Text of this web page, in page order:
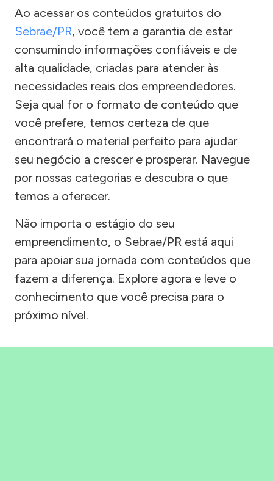
Ao acessar os conteúdos gratuitos do
Sebrae/PR, você tem a garantia de estar
consumindo informações confiáveis e de
alta qualidade, criadas para atender às
necessidades reais dos empreendedores.
Seja qual for o formato de conteúdo que
você prefere, temos certeza de que
encontrará o material perfeito para ajudar
seu negócio a crescer e prosperar. Navegue
por nossas categorias e descubra o que
temos a oferecer.
Não importa o estágio do seu
empreendimento, o Sebrae/PR está aqui
para apoiar sua jornada com conteúdos que
fazem a diferença. Explore agora e leve o
conhecimento que você precisa para o
próximo nível.